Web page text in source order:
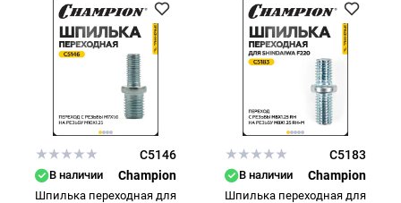
C5146
В наличии Champion
Шпилька переходная для
C5183
В наличии Champion
Шпилька переходная для